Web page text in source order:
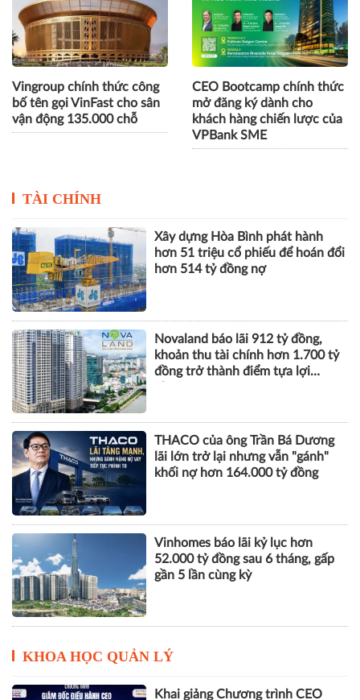
Chính tại VPBank Ho Chi
Minh City Music Half
Marathon 2026
tháng đầu năm 2026 lần
lượt đạt 222,3 nghìn và
20,4 nghìn tỷ đồng
Vingroup chính thức công
vận động 135.000 chỗ
khách hàng chiến lược của
VPBank SME
TÀI CHÍNH
Xây dựng Hòa Bình phát hành
hơn 51 triệu cổ phiếu để hoán đổi
hơn 514 tỷ đồng nợ
Novaland báo lãi 912 tỷ đồng,
khoản thu tài chính hơn 1.700 tỷ
đồng trở thành điểm tựa lợi
THACO của ông Trần Bá Dương
lãi lớn trở lại nhưng vẫn "gánh"
khối nợ hơn 164.000 tỷ đồng
Vinhomes báo lãi kỷ lục hơn